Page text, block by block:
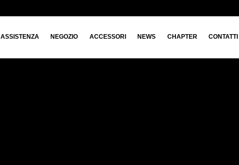
ASSISTENZA NEGOZIO ACCESSORI NEWS CHAPTER CONTATTI